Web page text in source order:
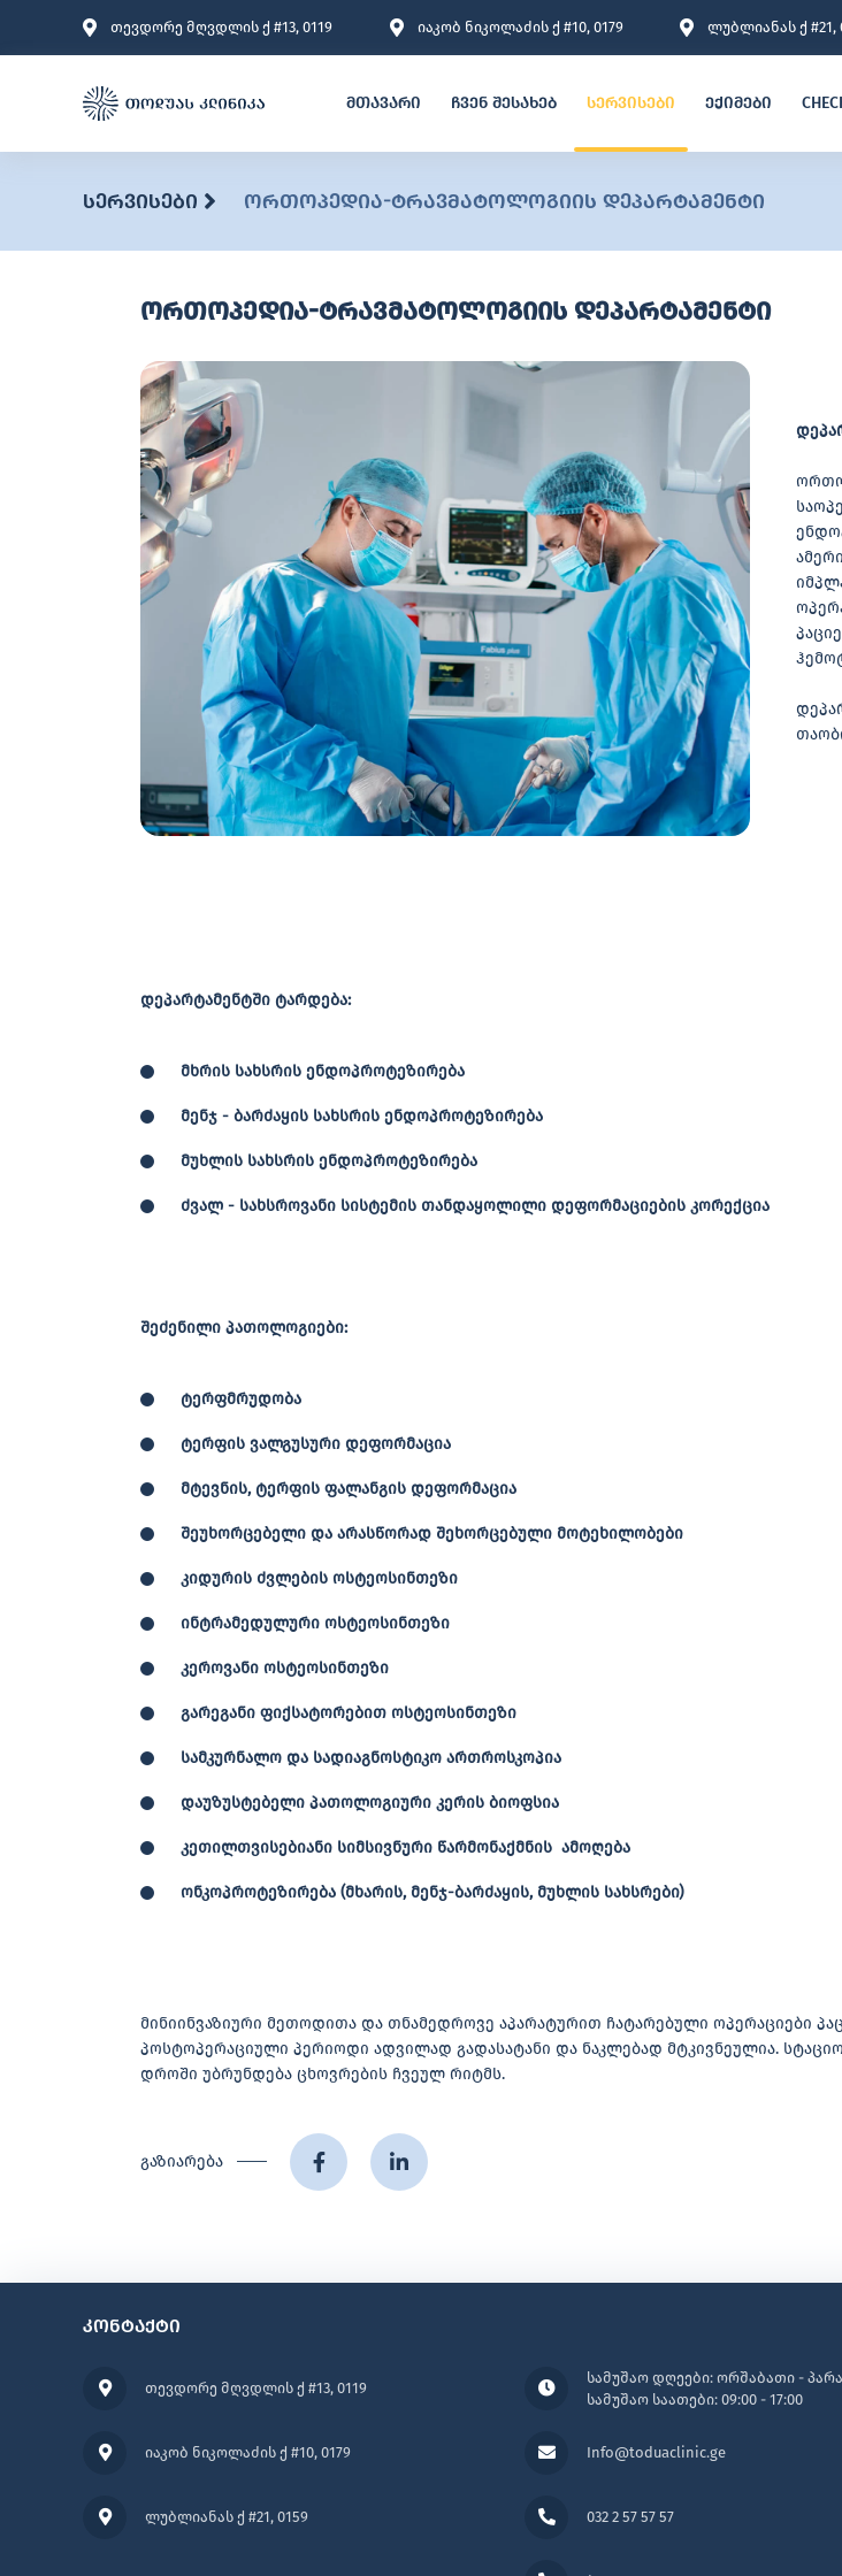
თევდორე მღვდლის ქ #13, 0119 იაკობ ნიკოლაძის ქ #10, 0179 ლუბლიანას ქ #21,
მთავარი ჩვენ შესახებ სერვისები ექიმები
სერვისები ორთოპედია-ტრავმატოლოგიის დეპარტამენტი
ორთოპედია-ტრავმატოლოგიის დეპარტამენტი
დეპარტამენტში ტარდება:
მხრის სახსრის ენდოპროტეზირება
მენჯ - ბარძაყის სახსრის ენდოპროტეზირება
მუხლის სახსრის ენდოპროტეზირება
ძვალ - სახსროვანი სისტემის თანდაყოლილი დეფორმაციების კორექცია
შეძენილი პათოლოგიები:
ტერფმრუდობა
ტერფის ვალგუსური დეფორმაცია
მტევნის, ტერფის ფალანგის დეფორმაცია
შეუხორცებელი და არასწორად შეხორცებული მოტეხილობები
კიდურის ძვლების ოსტეოსინთეზი
ინტრამედულური ოსტეოსინთეზი
კეროვანი ოსტეოსინთეზი
გარეგანი ფიქსატორებით ოსტეოსინთეზი
სამკურნალო და სადიაგნოსტიკო ართროსკოპია
დაუზუსტებელი პათოლოგიური კერის ბიოფსია
კეთილთვისებიანი სიმსივნური წარმონაქმნის ამოღება
ონკოპროტეზირება (მხარის, მენჯ-ბარძაყის, მუხლის სახსრები)
მინიინვაზიური მეთოდითა და თნამედროვე აპარატურით ჩატარებული ოპერაციები
პოსტოპერაციული პერიოდი ადვილად გადასატანი და ნაკლებად მტკივნეულია.
დროში უბრუნდება ცხოვრების ჩვეულ რიტმს.
გაზიარება
კონტაქტი
თევდორე მღვდლის ქ #13, 0119
სამუშაო დღეები: ორშაბათი -
სამუშაო საათები: 09:00 - 17:00
იაკობ ნიკოლაძის ქ #10, 0179 Info@toduaclinic.ge
ლუბლიანას ქ #21, 0159 032 2 57 57 57